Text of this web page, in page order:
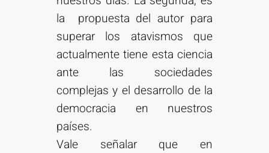
la propuesta del autor para
superar los atavismos que
actualmente tiene esta ciencia
ante las sociedades
complejas y el desarrollo de la
democracia en nuestros
países.
Vale señalar que en